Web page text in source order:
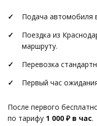
Подача автомобиля
Поездка из
маршруту.
Перевозка
Первый час
После первого
по тарифу 1 000 ₽ в час.